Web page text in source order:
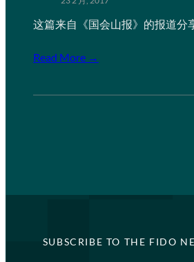
这篇来自《国会山报》的报道分
Read More →
SUBSCRIBE TO THE FIDO